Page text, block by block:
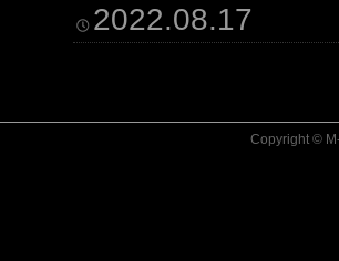
2022.08.17
Copyright ©